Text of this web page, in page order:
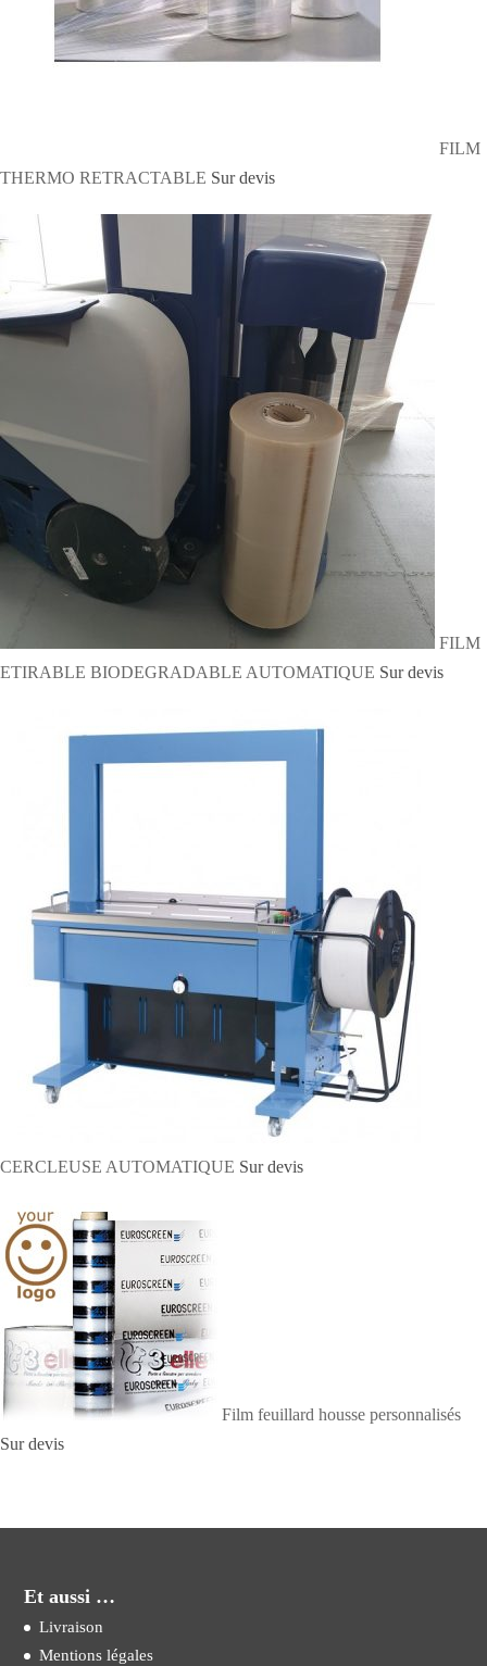
FILM
THERMO RETRACTABLE Sur devis
FILM
ETIRABLE BIODEGRADABLE AUTOMATIQUE Sur devis
CERCLEUSE AUTOMATIQUE Sur devis
Film feuillard housse personnalisés
Sur devis
Et aussi …
Livraison
Mentions légales